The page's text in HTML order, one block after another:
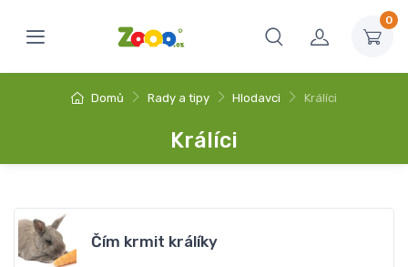
0
Domů Rady a tipy Hlodavci Králíci
Králíci
Čím krmit králíky